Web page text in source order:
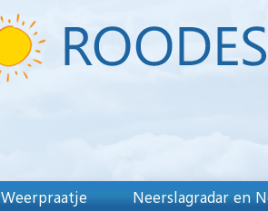
Weerpraatje Neerslagradar en